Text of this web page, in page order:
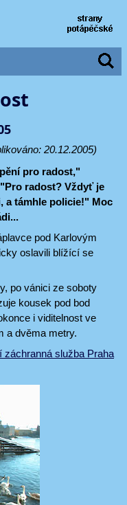
20.12.2005)
pro radost,"
radost? Vždyť je
a támhle policie!" Moc
pod Karlovým
oslavili blížící se
po vánici ze soboty
kousek pod bod
i viditelnost ve
a dvěma metry.
záchranná služba Praha